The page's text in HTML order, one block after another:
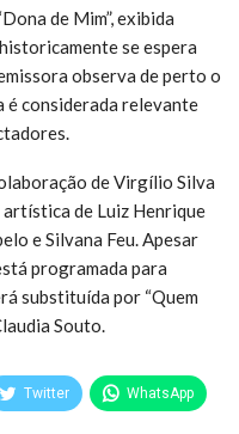
de Mim”, exibida
se espera
observa de perto o
é considerada relevante
de Virgílio Silva
de Luiz Henrique
e Silvana Feu. Apesar
programada para
substituída por “Quem
Souto.
Twitter WhatsApp